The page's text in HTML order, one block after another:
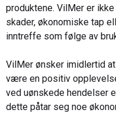
produktene. VilMer er
skader, økonomiske tap
inntreffe som følge av
VilMer ønsker imidlertid
være en positiv
ved uønskede hendelser
dette påtar seg noe